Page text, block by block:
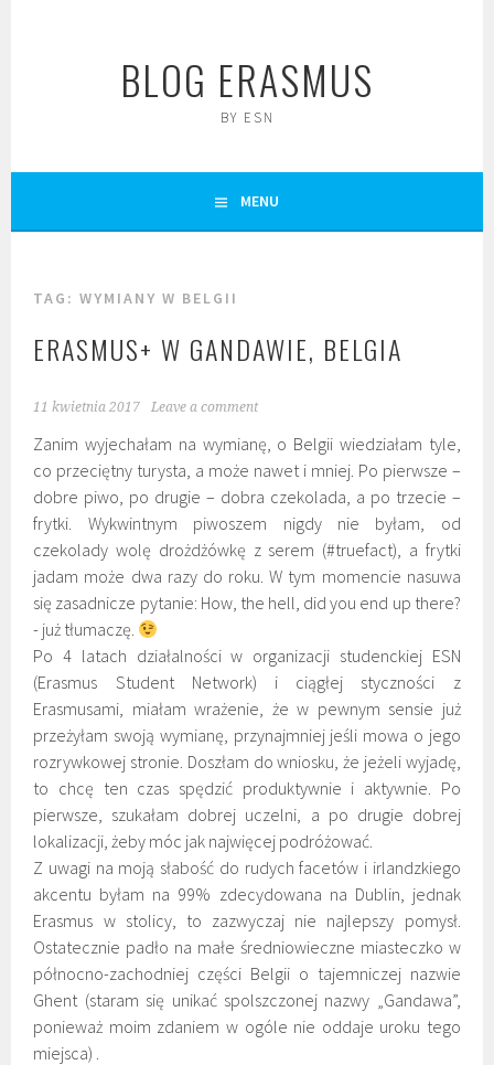
BLOG ERASMUS
BY ESN
MENU
TAG:WYMIANY W BELGII
ERASMUS+ W GANDAWIE, BELGIA
11 kwietnia 2017 Leave a comment
Zanim wyjechałam na wymianę, o Belgii wiedziałam tyle,
co przeciętny turysta, a może nawet i mniej. Po pierwsze –
dobre piwo, po drugie – dobra czekolada, a po trzecie –
frytki. Wykwintnym piwoszem nigdy nie byłam, od
czekolady wolę drożdżówkę z serem (#truefact), a frytki
jadam może dwa razy do roku. W tym momencie nasuwa
się zasadnicze pytanie: How, the hell, did you end up there?
- już tłumaczę.
Po 4 latach działalności w organizacji studenckiej ESN
(Erasmus Student Network) i ciągłej styczności z
Erasmusami, miałam wrażenie, że w pewnym sensie już
przeżyłam swoją wymianę, przynajmniej jeśli mowa o jego
rozrywkowej stronie. Doszłam do wniosku, że jeżeli wyjadę,
to chcę ten czas spędzić produktywnie i aktywnie. Po
pierwsze, szukałam dobrej uczelni, a po drugie dobrej
lokalizacji, żeby móc jak najwięcej podróżować.
Z uwagi na moją słabość do rudych facetów i irlandzkiego
akcentu byłam na 99% zdecydowana na Dublin, jednak
Erasmus w stolicy, to zazwyczaj nie najlepszy pomysł.
Ostatecznie padło na małe średniowieczne miasteczko w
północno-zachodniej części Belgii o tajemniczej nazwie
Ghent (staram się unikać spolszczonej nazwy „Gandawa”,
ponieważ moim zdaniem w ogóle nie oddaje uroku tego
miejsca) .